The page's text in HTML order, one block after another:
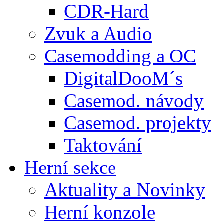
CDR-Hard
Zvuk a Audio
Casemodding a OC
DigitalDooM´s
Casemod. návody
Casemod. projekty
Taktování
Herní sekce
Aktuality a Novinky
Herní konzole